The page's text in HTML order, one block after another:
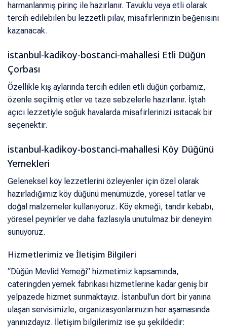
harmanlanmış pirinç ile hazırlanır. Tavuklu veya etli olarak
tercih edilebilen bu lezzetli pilav, misafirlerinizin beğenisini
kazanacak.
istanbul-kadikoy-bostanci-mahallesi Etli Düğün
Çorbası
Özellikle kış aylarında tercih edilen etli düğün çorbamız,
özenle seçilmiş etler ve taze sebzelerle hazırlanır. İştah
açıcı lezzetiyle soğuk havalarda misafirlerinizi ısıtacak bir
seçenektir.
istanbul-kadikoy-bostanci-mahallesi Köy Düğünü
Yemekleri
Geleneksel köy lezzetlerini özleyenler için özel olarak
hazırladığımız köy düğünü menümüzde, yöresel tatlar ve
doğal malzemeler kullanıyoruz. Köy ekmeği, tandır kebabı,
yöresel peynirler ve daha fazlasıyla unutulmaz bir deneyim
sunuyoruz.
Hizmetlerimiz ve İletişim Bilgileri
“Düğün Mevlid Yemeği” hizmetimiz kapsamında,
cateringden yemek fabrikası hizmetlerine kadar geniş bir
yelpazede hizmet sunmaktayız. İstanbul’un dört bir yanına
ulaşan servisimizle, organizasyonlarınızın her aşamasında
yanınızdayız. İletişim bilgilerimiz ise şu şekildedir: